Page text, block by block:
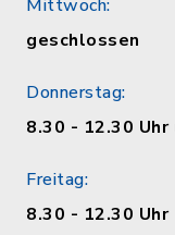
Mittwoch:
geschlossen
Donnerstag:
8.30 - 12.30
Freitag:
8.30 - 12.30 Uhr